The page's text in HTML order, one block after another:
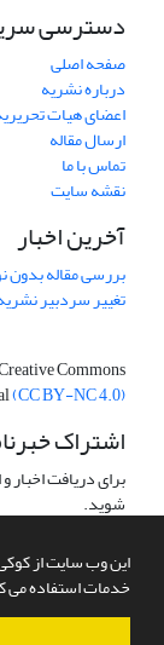
این وب سایت از کوکی
خدمات استفاده می
دسترسی
صفحه اصلی
درباره نشریه
اعضای هیات
ارسال مقاله
تماس با ما
نقشه سایت
آخرین اخبار
بررسی مقاله بدون
تغییر سردبیر
Commons
(CC BY-NC 4.0)
اشتراک
برای دریافت
شوید.